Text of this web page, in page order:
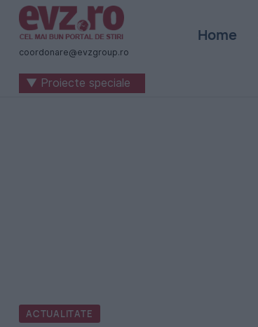
Știri
naționale
internaționale
coordonare@evzgroup.ro
Home
▼ Proiecte speciale
ACTUALITATE